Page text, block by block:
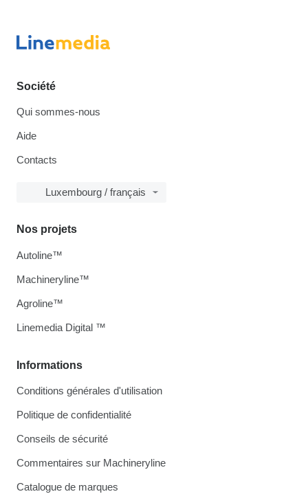
Société
Qui sommes-nous
Aide
Contacts
Luxembourg / français
Informations
Conditions générales d'utilisation
Politique de confidentialité
Conseils de sécurité
Commentaires sur Machineryline
Catalogue de marques
Nos projets
Autoline™
Machineryline™
Agroline™
Linemedia Digital ™